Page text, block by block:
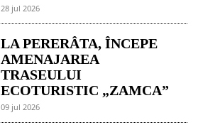
28 jul 2026
LA PERERÂTA, ÎNCEPE
AMENAJAREA
TRASEULUI
ECOTURISTIC „ZAMCA”
09 jul 2026